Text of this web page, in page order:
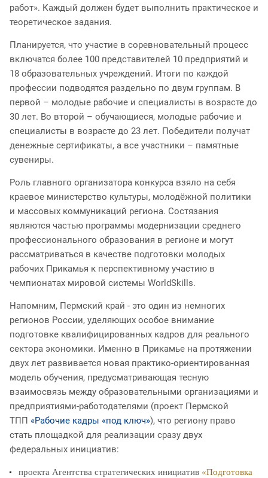
работ». Каждый должен будет выполнить практическое и
теоретическое задания.
Планируется, что участие в соревновательный процесс
включатся более 100 представителей 10 предприятий и
18 образовательных учреждений. Итоги по каждой
профессии подводятся раздельно по двум группам. В
первой – молодые рабочие и специалисты в возрасте до
30 лет. Во второй – обучающиеся, молодые рабочие и
специалисты в возрасте до 23 лет. Победители получат
денежные сертификаты, а все участники – памятные
сувениры.
Роль главного организатора конкурса взяло на себя
краевое министерство культуры, молодёжной политики
и массовых коммуникаций региона. Состязания
являются частью программы модернизации среднего
профессионального образования в регионе и могут
рассматриваться в качестве подготовки молодых
рабочих Прикамья к перспективному участию в
чемпионатах мировой системы WorldSkills.
Напомним, Пермский край - это один из немногих
регионов России, уделяющих особое внимание
подготовке квалифицированных кадров для реального
сектора экономики. Именно в Прикамье на протяжении
двух лет развивается новая практико-ориентированная
модель обучения, предусматривающая тесную
взаимосвязь между образовательными организациями и
предприятиями-работодателями (проект Пермской
ТПП «Рабочие кадры «под ключ»), что региону право
стать площадкой для реализации сразу двух
федеральных инициатив:
проекта Агентства стратегических инициатив «Подготовка